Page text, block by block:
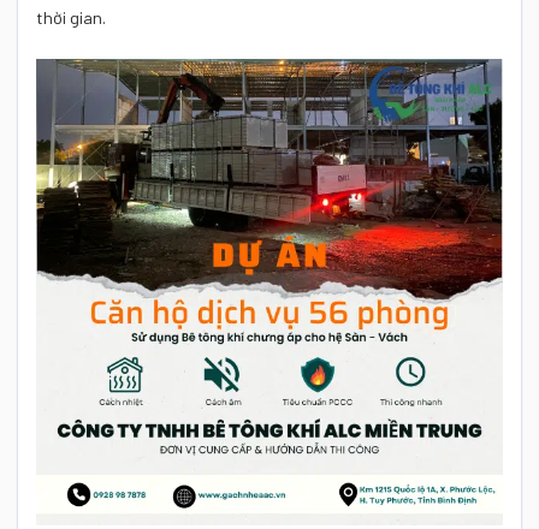
thời gian.